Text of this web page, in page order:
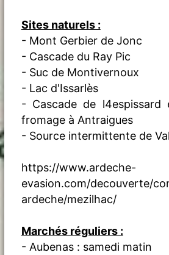
Sites naturels :
- Mont Gerbier de Jonc
- Cascade du Ray Pic
- Suc de Montivernoux
- Lac d'Issarlès
- Cascade de
fromage à Antraigues
- Source intermittente de
https://www.ardeche-
evasion.com/decouverte/
ardeche/mezilhac/
Marchés réguliers :
- Aubenas : samedi matin